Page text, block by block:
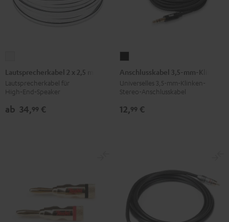
2
x
2,5
mm²
Lautsprecherkabel 2 x 2,5 mm²
Lautsprecherkabel für
High‑End‑Speaker
ab 34,99 €
3,5-
mm-
Klinke
Schwarz
Anschlusskabel 3,5-mm-Klinke
Universelles 3,5-mm-Klinken-
Stereo-Anschlusskabel
12,99 €